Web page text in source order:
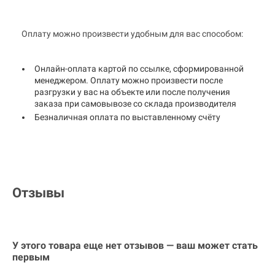
Оплату можно произвести удобным для вас способом:
Онлайн-оплата картой по ссылке, сформированной
менеджером. Оплату можно произвести после
разгрузки у вас на объекте или после получения
заказа при самовывозе со склада производителя
Безналичная оплата по выставленному счёту
Отзывы
У этого товара еще нет отзывов — ваш может стать
первым